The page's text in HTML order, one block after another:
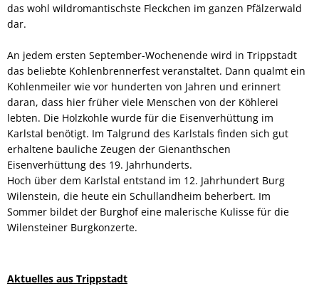
das wohl wildromantischste Fleckchen im ganzen Pfälzerwald
dar.
An jedem ersten September-Wochenende wird in Trippstadt
das beliebte Kohlenbrennerfest veranstaltet. Dann qualmt ein
Kohlenmeiler wie vor hunderten von Jahren und erinnert
daran, dass hier früher viele Menschen von der Köhlerei
lebten. Die Holzkohle wurde für die Eisenverhüttung im
Karlstal benötigt. Im Talgrund des Karlstals finden sich gut
erhaltene bauliche Zeugen der Gienanthschen
Eisenverhüttung des 19. Jahrhunderts.
Hoch über dem Karlstal entstand im 12. Jahrhundert Burg
Wilenstein, die heute ein Schullandheim beherbert. Im
Sommer bildet der Burghof eine malerische Kulisse für die
Wilensteiner Burgkonzerte.
Aktuelles aus Trippstadt